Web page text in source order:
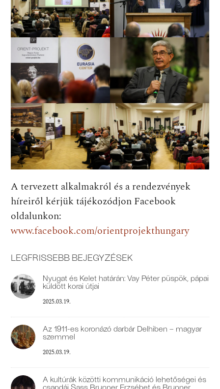
A tervezett alkalmakról és a rendezvények
híreiről kérjük tájékozódjon Facebook
oldalunkon:
www.facebook.com/orientprojekthungary
LEGFRISSEBB BEJEGYZÉSEK
Nyugat és Kelet határán: Vay Péter püspök, pápai
küldött korai útjai
2025.03.19.
Az 1911-es koronázó darbár Delhiben – magyar
szemmel
2025.03.19.
A kultúrák közötti kommunikáció lehetőségei és
csapdái Sass Brunner Erzsébet és Brunner